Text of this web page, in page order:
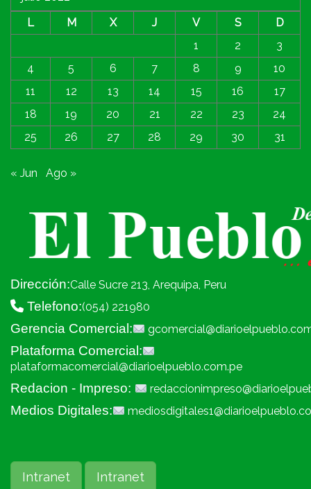
L
M X J V S
D
1
2
3
4
5 6 7 8 9
10
11
12 13 14 15 16
17
18
19 20 21 22 23
24
25
26 27 28 29 30 31
« Jun Ago »
Dirección:Calle Sucre 213, Arequipa, Peru
Telefono:(054) 221980
Gerencia Comercial:
Plataforma Comercial:
plataformacomercial@diarioelpueblo.com.pe
Redacion - Impreso:
Medios Digitales:
Intranet Intranet